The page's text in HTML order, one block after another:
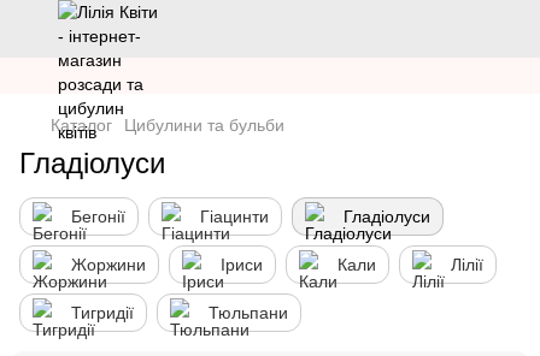
Каталог Цибулини та бульби
Гладіолуси
Бегонії Гіацинти Гладіолуси
Жоржини Іриси Кали Лілії
Тигридії Тюльпани